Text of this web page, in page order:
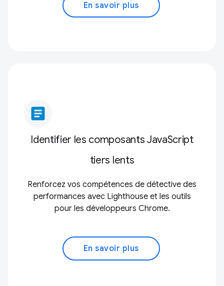
En savoir plus
article
Identifier les composants JavaScript
tiers lents
Renforcez vos compétences de détective des
performances avec Lighthouse et les outils
pour les développeurs Chrome.
En savoir plus